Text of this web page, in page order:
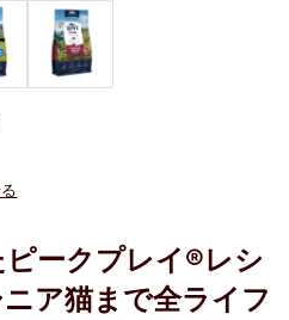
ークプレイ®レシ
ア猫まで全ライフ